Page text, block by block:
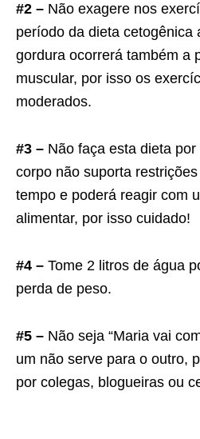
#2 – Não exagere nos
período da dieta cetogênica
gordura ocorrerá também a
muscular, por isso os
moderados.
#3 – Não faça esta dieta
corpo não suporta
tempo e poderá reagir com
alimentar, por isso cuidado!
#4 – Tome 2 litros de água
perda de peso.
#5 – Não seja “Maria vai
um não serve para o outro,
por colegas, blogueiras ou